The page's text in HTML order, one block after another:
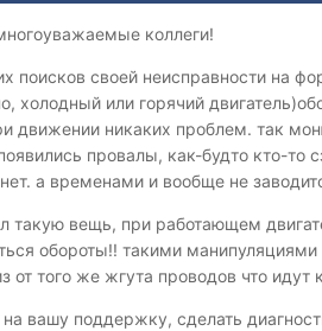
коллеги!
поисков своей неисправности на
холодный или горячий
движении никаких проблем. так
провалы, как-будто кто-то
а временами и вообще не
такую вещь, при работающем
обороты!! такими
от того же жгута проводов что
вашу поддержку, сделать